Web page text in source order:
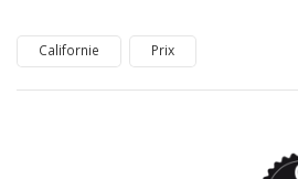
Californie Prix